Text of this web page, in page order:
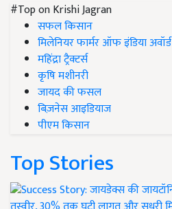
#Top on Krishi Jagran
सफल किसान
मिलेनियर फार्मर ऑफ इंडिया अवॉर्ड
महिंद्रा ट्रैक्टर्स
कृषि मशीनरी
जायद की फसल
बिज़नेस आइडियाज
पीएम किसान
Top Stories